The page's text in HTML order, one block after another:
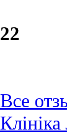
22
Все